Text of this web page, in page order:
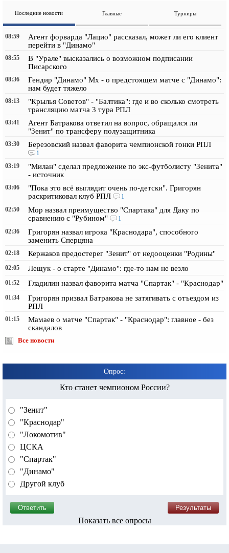
Последние новости Главные Турниры
08:59
Агент форварда "Лацио" рассказал, может ли его клиент
перейти в "Динамо"
08:55
В "Урале" высказались о возможном подписании
Писарского
08:36
Гендир "Динамо" Мх - о предстоящем матче с "Динамо":
нам будет тяжело
08:13
"Крылья Советов" - "Балтика": где и во сколько смотреть
трансляцию матча 3 тура РПЛ
03:41
Агент Батракова ответил на вопрос, обращался ли
"Зенит" по трансферу полузащитника
03:30 Березовский назвал фаворита чемпионской гонки РПЛ
1
03:19
"Милан" сделал предложение по экс-футболисту "Зенита"
- источник
03:06
"Пока это всё выглядит очень по-детски". Григорян
раскритиковал клуб РПЛ
1
02:50
Мор назвал преимущество "Спартака" для Даку по
сравнению с "Рубином"
1
02:36
Григорян назвал игрока "Краснодара", способного
заменить Сперцяна
02:18 Кержаков предостерег "Зенит" от недооценки "Родины"
02:05 Лещук - о старте "Динамо": где-то нам не везло
01:52 Гладилин назвал фаворита матча "Спартак" - "Краснодар"
01:34
Григорян призвал Батракова не затягивать с отъездом из
РПЛ
01:15
Мамаев о матче "Спартак" - "Краснодар": главное - без
скандалов
Все новости
Опрос:
Кто станет чемпионом России?
"Зенит"
"Краснодар"
"Локомотив"
ЦСКА
"Спартак"
"Динамо"
Другой клуб
Показать все опросы